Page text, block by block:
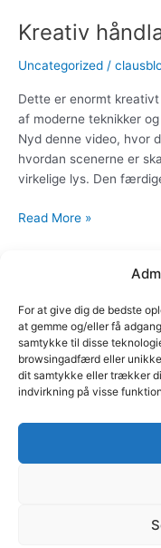
For at give dig de bedste
at gemme og/eller få
samtykke til disse
browsingadfærd eller
dit samtykke eller trækker
indvirkning på visse
Kreativ
Uncategorized /
Dette er enormt
af moderne teknikker
Nyd denne video, hvor
hvordan scenerne er
virkelige lys. Den
Kreativ
stop
Read More »
nr. 35111484 | E-